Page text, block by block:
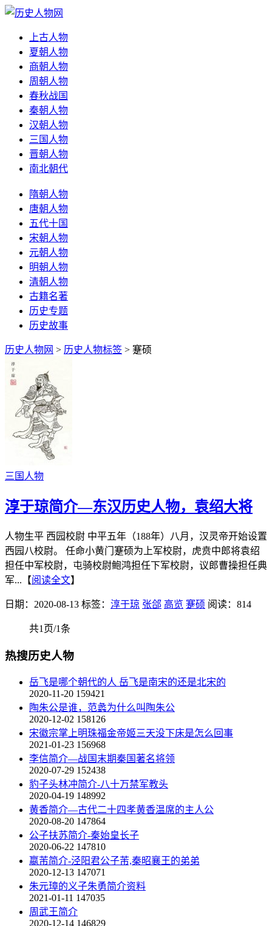
上古人物
夏朝人物
商朝人物
周朝人物
春秋战国
秦朝人物
汉朝人物
三国人物
晋朝人物
南北朝代
隋朝人物
唐朝人物
五代十国
宋朝人物
元朝人物
明朝人物
清朝人物
古籍名著
历史专题
历史故事
历史人物网 > 历史人物标签 > 蹇硕
三国人物
淳于琼简介—东汉历史人物，袁绍大将
人物生平 西园校尉 中平五年（188年）八月，汉灵帝开始设置
西园八校尉。 任命小黄门蹇硕为上军校尉，虎贲中郎将袁绍
担任中军校尉，屯骑校尉鲍鸿担任下军校尉，议郎曹操担任典
军...【阅读全文】
日期：2020-08-13 标签： 淳于琼 张郃 高览 蹇硕 阅读：814
共1页/1条
热搜历史人物
岳飞是哪个朝代的人 岳飞是南宋的还是北宋的
2020-11-20 159421
陶朱公是谁，范蠡为什么叫陶朱公
2020-12-02 158126
宋徽宗掌上明珠福金帝姬三天没下床是怎么回事
2021-01-23 156968
李信简介—战国末期秦国著名将领
2020-07-29 152438
豹子头林冲简介-八十万禁军教头
2020-04-19 148992
黄香简介—古代二十四孝黄香温席的主人公
2020-08-20 147864
公子扶苏简介-秦始皇长子
2020-06-22 147810
嬴芾简介-泾阳君公子芾,秦昭襄王的弟弟
2020-12-13 147071
朱元璋的义子朱勇简介资料
2021-01-11 147035
周武王简介
2020-12-14 146829